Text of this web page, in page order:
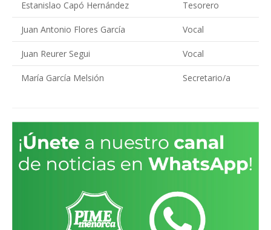
Estanislao Capó Hernández Tesorero
Juan Antonio Flores García Vocal
Juan Reurer Segui Vocal
María García Melsión Secretario/a